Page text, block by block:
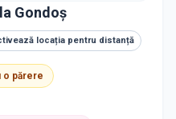
Gondoș
locația pentru distanță
o părere